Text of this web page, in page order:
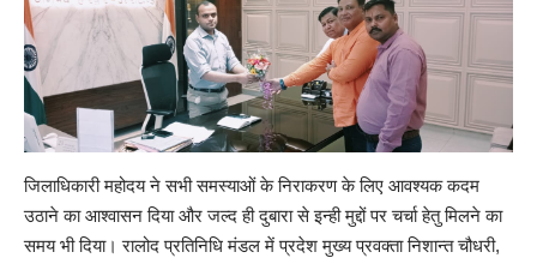
जिलाधिकारी महोदय ने सभी समस्याओं के निराकरण के लिए आवश्यक कदम
उठाने का आश्वासन दिया और जल्द ही दुबारा से इन्ही मुद्दों पर चर्चा हेतु मिलने का
समय भी दिया। रालोद प्रतिनिधि मंडल में प्रदेश मुख्य प्रवक्ता निशान्त चौधरी,